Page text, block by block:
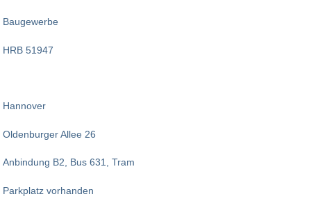
Baugewerbe
HRB 51947
Hannover
Oldenburger Allee 26
Anbindung B2, Bus 631, Tram
Parkplatz vorhanden